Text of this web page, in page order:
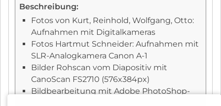
Beschreibung:
Fotos von Kurt, Reinhold, Wolfgang, Otto:
Aufnahmen mit Digitalkameras
Fotos Hartmut Schneider: Aufnahmen mit
SLR-Analogkamera Canon A-1
Bilder Rohscan vom Diapositiv mit
CanoScan FS2710 (576x384px)
Bildbearbeitung mit Adobe PhotoShop-